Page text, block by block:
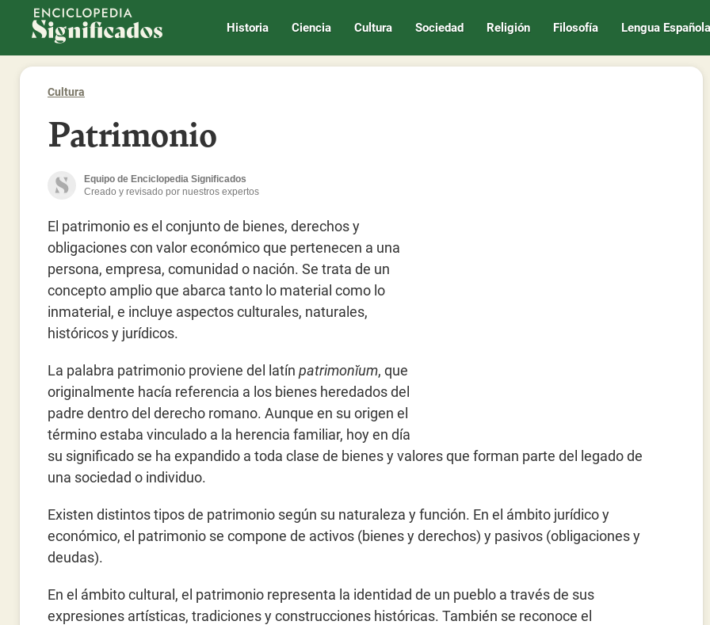
Enciclopedia Significados
Historia Ciencia Cultura Sociedad Religión Filosofía Lengua Española
Cultura
Patrimonio
Equipo de Enciclopedia Significados
Creado y revisado por nuestros expertos
El patrimonio es el conjunto de bienes, derechos y
obligaciones con valor económico que pertenecen a una
persona, empresa, comunidad o nación. Se trata de un
concepto amplio que abarca tanto lo material como lo
inmaterial, e incluye aspectos culturales, naturales,
históricos y jurídicos.
La palabra patrimonio proviene del latín patrimonĭum, que
originalmente hacía referencia a los bienes heredados del
padre dentro del derecho romano. Aunque en su origen el
término estaba vinculado a la herencia familiar, hoy en día
su significado se ha expandido a toda clase de bienes y valores que forman parte del legado de
una sociedad o individuo.
Existen distintos tipos de patrimonio según su naturaleza y función. En el ámbito jurídico y
económico, el patrimonio se compone de activos (bienes y derechos) y pasivos (obligaciones y
deudas).
En el ámbito cultural, el patrimonio representa la identidad de un pueblo a través de sus
expresiones artísticas, tradiciones y construcciones históricas. También se reconoce el